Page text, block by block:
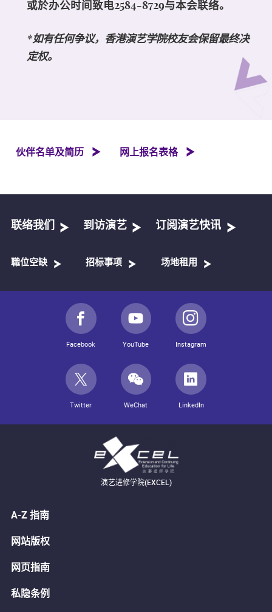
或於办公时间致电2584-8729与本会联络。
*如有任何争议，香港演艺学院校友会保留最终决
定权。
伙伴名单及简历 网上报名表格
联络我们 到访演艺 订阅演艺快讯
職位空缺 招标事项 场地租用
Facebook YouTube Instagram
Twitter WeChat LinkedIn
演艺进修学院(EXCEL)
A-Z 指南
网站版权
网页指南
私隐条例